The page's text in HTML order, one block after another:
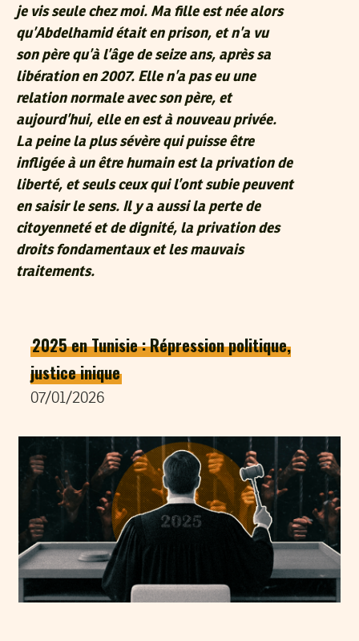
je vis seule chez moi. Ma fille est née alors
qu’Abdelhamid était en prison, et n’a vu
son père qu’à l’âge de seize ans, après sa
libération en 2007. Elle n’a pas eu une
relation normale avec son père, et
aujourd’hui, elle en est à nouveau privée.
La peine la plus sévère qui puisse être
infligée à un être humain est la privation de
liberté, et seuls ceux qui l’ont subie peuvent
en saisir le sens. Il y a aussi la perte de
citoyenneté et de dignité, la privation des
droits fondamentaux et les mauvais
traitements.
2025 en Tunisie : Répression politique,
justice inique
07/01/2026